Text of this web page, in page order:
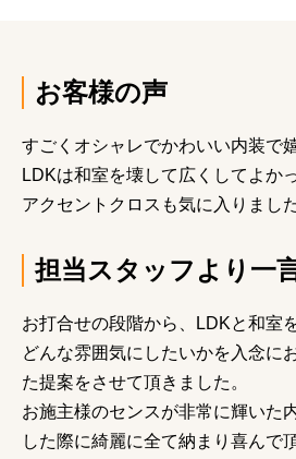
お客様の声
すごくオシャレでかわいい内装で
LDKは和室を壊して広くしてよか
アクセントクロスも気に入りました
担当スタッフより一
お打合せの段階から、LDKと和室
どんな雰囲気にしたいかを入念に
た提案をさせて頂きました。
お施主様のセンスが非常に輝いた
した際に綺麗に全て納まり喜んで